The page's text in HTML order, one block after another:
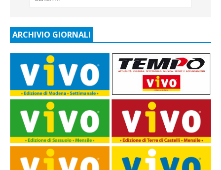
ARCHIVIO GIORNALI